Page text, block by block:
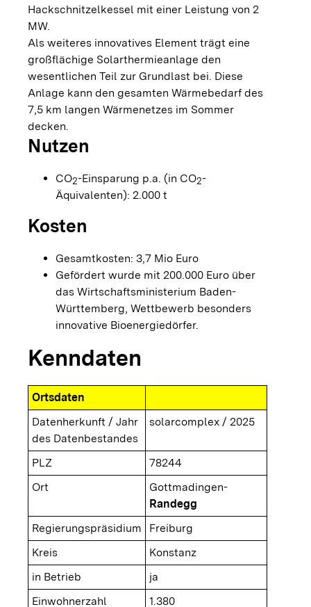
Hackschnitzelkessel mit einer Leistung von 2
MW.
Als weiteres innovatives Element trägt eine
großflächige Solarthermieanlage den
wesentlichen Teil zur Grundlast bei. Diese
Anlage kann den gesamten Wärmebedarf des
7,5 km langen Wärmenetzes im Sommer
decken.
Nutzen
CO2-Einsparung p.a. (in CO2-
Äquivalenten): 2.000 t
Kosten
Gesamtkosten: 3,7 Mio Euro
Gefördert wurde mit 200.000 Euro über
das Wirtschaftsministerium Baden-
Württemberg, Wettbewerb besonders
innovative Bioenergiedörfer.
Kenndaten
Ortsdaten
Datenherkunft / Jahr
des Datenbestandes
solarcomplex / 2025
PLZ
78244
Ort
Gottmadingen-
Randegg
Regierungspräsidium
Freiburg
Kreis
Konstanz
in Betrieb
ja
Einwohnerzahl
1.380